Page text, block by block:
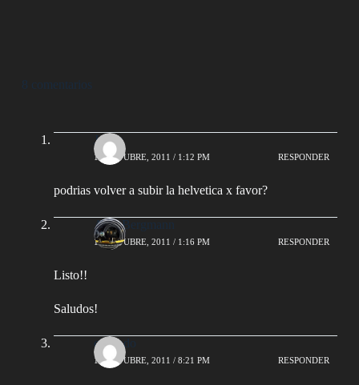
8 comentarios
Julian
10 OCTUBRE, 2011 / 1:12 PM RESPONDER
podrias volver a subir la helvetica x favor?
AlejoBergmann
10 OCTUBRE, 2011 / 1:16 PM RESPONDER
Listo!!
Saludos!
elpelado
10 OCTUBRE, 2011 / 8:21 PM RESPONDER